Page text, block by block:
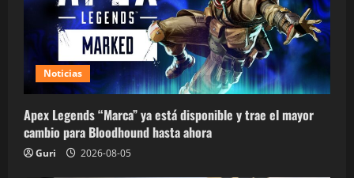
Noticias
Apex Legends “Marca” ya está disponible y trae el mayor
cambio para Bloodhound hasta ahora
Guri 2026-08-05